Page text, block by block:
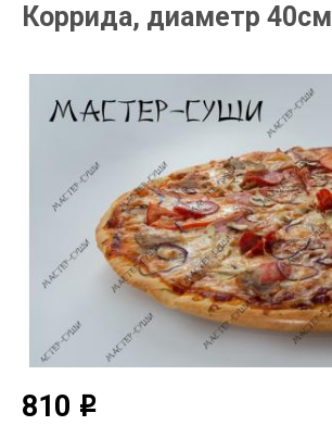
Коррида, диаметр 40см
810 o